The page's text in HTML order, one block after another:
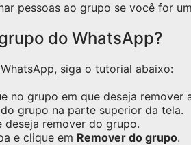
pessoas ao grupo se você for
do WhatsApp?
siga o tutorial abaixo:
no grupo em que deseja remover
grupo na parte superior da tela.
deseja remover do grupo.
e clique em Remover do grupo.